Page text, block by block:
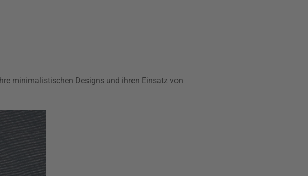
minimalistischen Designs und ihren Einsatz von